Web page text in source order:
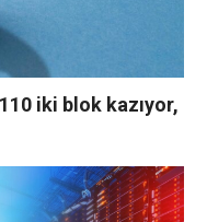
iki blok kazıyor,